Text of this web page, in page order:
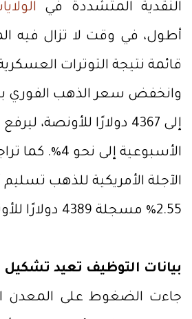
النقدية المتشددة في
أطول، في وقت لا تزال فيه
قائمة نتيجة التوترات
إلى 4367 دولارًا للأونصة،
الأسبوعية إلى
الآجلة الأمريكية للذهب
2.55% مسجلة 4389 دولارًا للأونصة.
بيانات التوظيف تعيد
جاءت الضغوط على المعدن